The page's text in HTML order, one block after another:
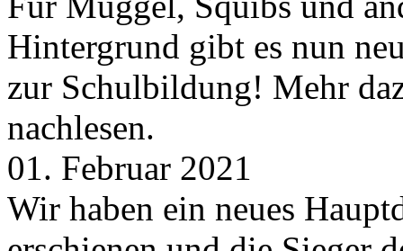
Hintergrund gibt es nun
zur Schulbildung! Mehr
nachlesen.
01. Februar 2021
Wir haben ein neues